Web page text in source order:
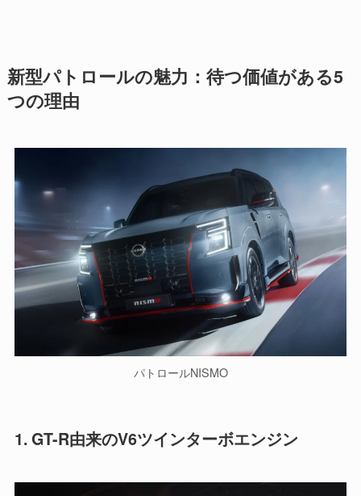
新型パトロールの魅力：待つ価値がある5
つの理由
パトロールNISMO
1. GT-R由来のV6ツインターボエンジン